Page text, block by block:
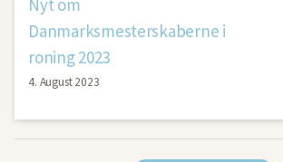
Nyt om
Danmarksmesterskaberne i
roning 2023
4. August 2023